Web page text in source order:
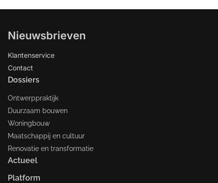
Nieuwsbrieven
Klantenservice
Contact
Dossiers
Ontwerppraktijk
Duurzaam bouwen
Woningbouw
Maatschappij en cultuur
Renovatie en transformatie
Actueel
Platform